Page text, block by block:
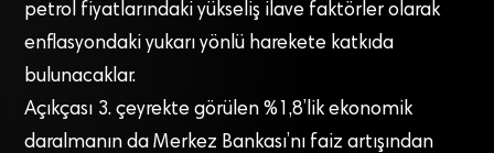
petrol fiyatlarındaki yükseliş ilave faktörler olarak
enflasyondaki yukarı yönlü harekete katkıda
bulunacaklar.
Açıkçası 3. çeyrekte görülen %1,8’lik ekonomik
daralmanın da Merkez Bankası’nı faiz artışından